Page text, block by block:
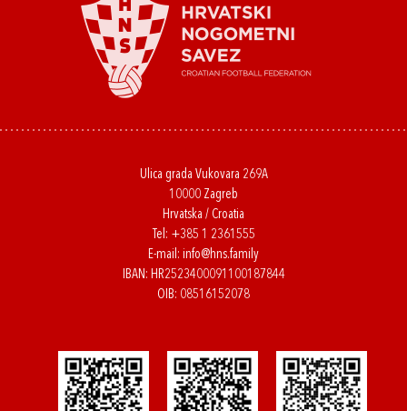
Ulica grada Vukovara 269A
10000 Zagreb
Hrvatska / Croatia
Tel: +385 1 2361555
E-mail: info@hns.family
IBAN: HR2523400091100187844
OIB: 08516152078